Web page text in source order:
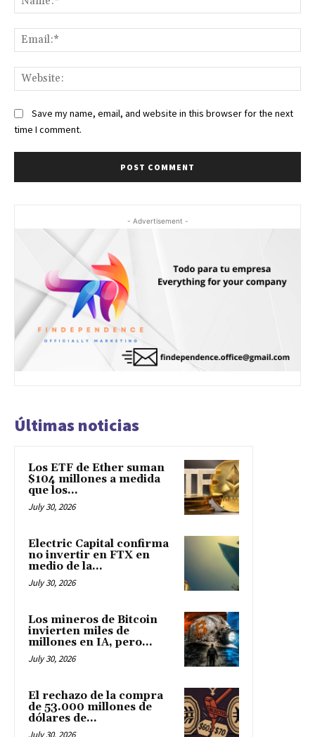
Save my name, email, and website in this browser for the next
time I comment.
- Advertisement -
Últimas noticias
Los ETF de Ether suman
$104 millones a medida
que los...
July 30, 2026
Electric Capital confirma
no invertir en FTX en
medio de la...
July 30, 2026
Los mineros de Bitcoin
invierten miles de
millones en IA, pero...
July 30, 2026
El rechazo de la compra
de 53.000 millones de
dólares de...
July 30, 2026